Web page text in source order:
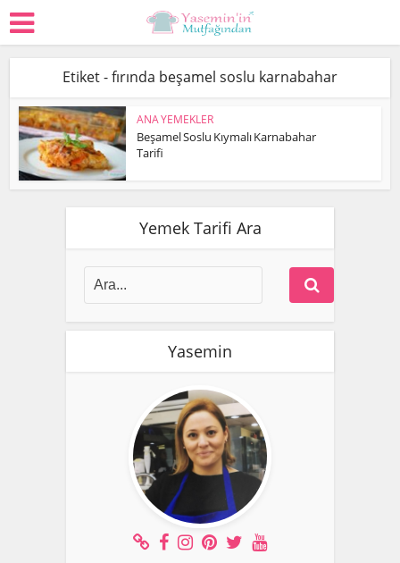
Etiket - fırında beşamel soslu karnabahar
ANA YEMEKLER
Beşamel Soslu Kıymalı Karnabahar
Tarifi
Yemek Tarifi Ara
Yasemin